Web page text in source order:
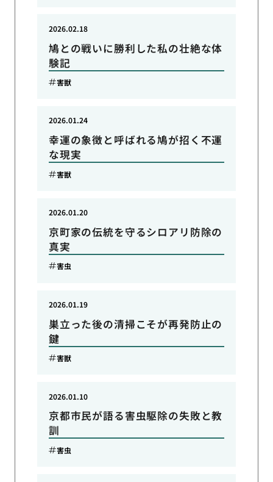
鳩との戦いに勝利した私の壮絶な体
験記
2026.02.18
害獣
幸運の象徴と呼ばれる鳩が招く不運
な現実
2026.01.24
害獣
京町家の伝統を守るシロアリ防除の
真実
2026.01.20
害虫
巣立った後の清掃こそが再発防止の
鍵
2026.01.19
害獣
京都市民が語る害虫駆除の失敗と教
訓
2026.01.10
害虫